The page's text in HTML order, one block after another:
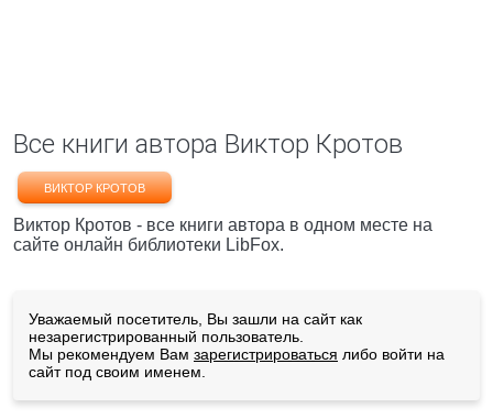
Все книги автора Виктор Кротов
ВИКТОР КРОТОВ
Виктор Кротов - все книги автора в одном месте на
сайте онлайн библиотеки LibFox.
Уважаемый посетитель, Вы зашли на сайт как
незарегистрированный пользователь.
Мы рекомендуем Вам зарегистрироваться либо войти на
сайт под своим именем.